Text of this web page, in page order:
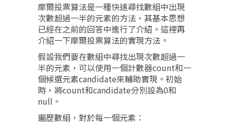
摩爾投票算法是一種快速尋找數組中出現
次數超過一半的元素的方法，其基本思想
已經在之前的回答中進行了介紹。這裡再
介紹一下摩爾投票算法的實現方法。
假設我們要在數組中尋找出現次數超過一
半的元素，可以使用一個計數器count和一
個候選元素candidate來輔助實現。初始
時，將count和candidate分別設為0和
null。
遍歷數組，對於每一個元素：